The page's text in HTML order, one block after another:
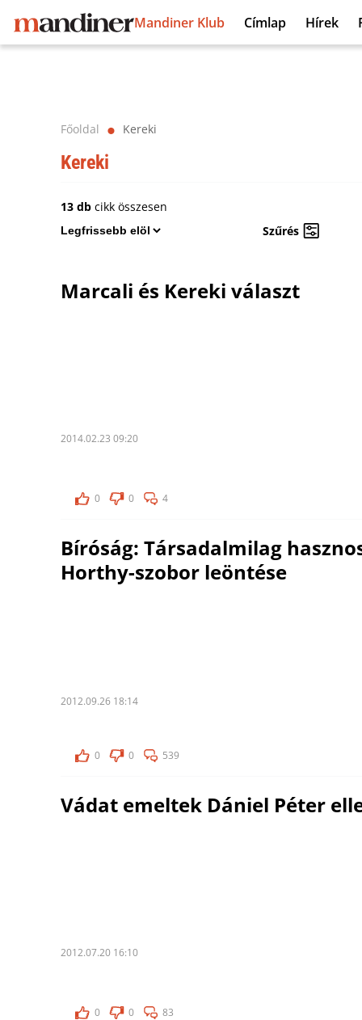
Mandiner Klub Címlap Hírek
Főoldal ⬤ Kereki
Kereki
13 db cikk összesen
Szűrés
Marcali és Kereki választ
2014.02.23 09:20
0 0 4
Bíróság: Társadalmilag
Horthy-szobor leöntése
2012.09.26 18:14
0 0 539
Vádat emeltek Dániel Péter
2012.07.20 16:10
0 0 83